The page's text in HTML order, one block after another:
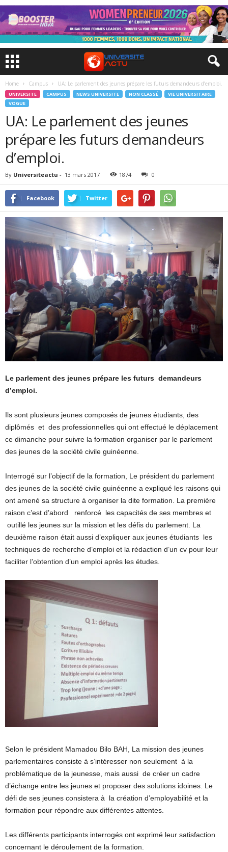
Home Campus UA: Le parlement des jeunes prépare les futurs demandeurs d’emploi.
UNIVERSITE CAMPUS NEWS UNIVERSITE NON CLASSÉ
VIE UNIVERSITAIRE
VOGUE
UA: Le parlement des jeunes
prépare les futurs demandeurs
d’emploi.
By Universiteactu - 13 mars 2017 1874 0
Facebook Twitter
Le parlement des jeunes prépare les futurs demandeurs
d’emploi.
Ils sont plusieurs jeunes composés de jeunes étudiants, des
diplômés et des professionnelles qui ont effectué le déplacement
ce dimanche pour suivre la formation organiser par le parlement
des jeunes de la société civile guinéenne.
Interrogé sur l’objectif de la formation, Le président du parlement
des jeunes de la société civile guinéenne a expliqué les raisons qui
ont amené sa structure à organiser la dite formation. La première
raison c’est d’abord renforcé les capacités de ses membres et
outillé les jeunes sur la mission et les défis du parlement. La
deuxième raison était aussi d’expliquer aux jeunes étudiants les
techniques de recherche d’emploi et la rédaction d’un cv pour leur
faciliter l’obtention d’un emploi après les études.
Selon le président Mamadou Bilo BAH, La mission des jeunes
parlementaires consiste à s’intéresser non seulement à la
problématique de la jeunesse, mais aussi de créer un cadre
d’échange entre les jeunes et proposer des solutions idoines. Le
défi de ses jeunes consistera à la création d’employabilité et la
formation pour répondre aux différentes attentes.
Les différents participants interrogés ont exprimé leur satisfaction
concernant le déroulement de la formation.